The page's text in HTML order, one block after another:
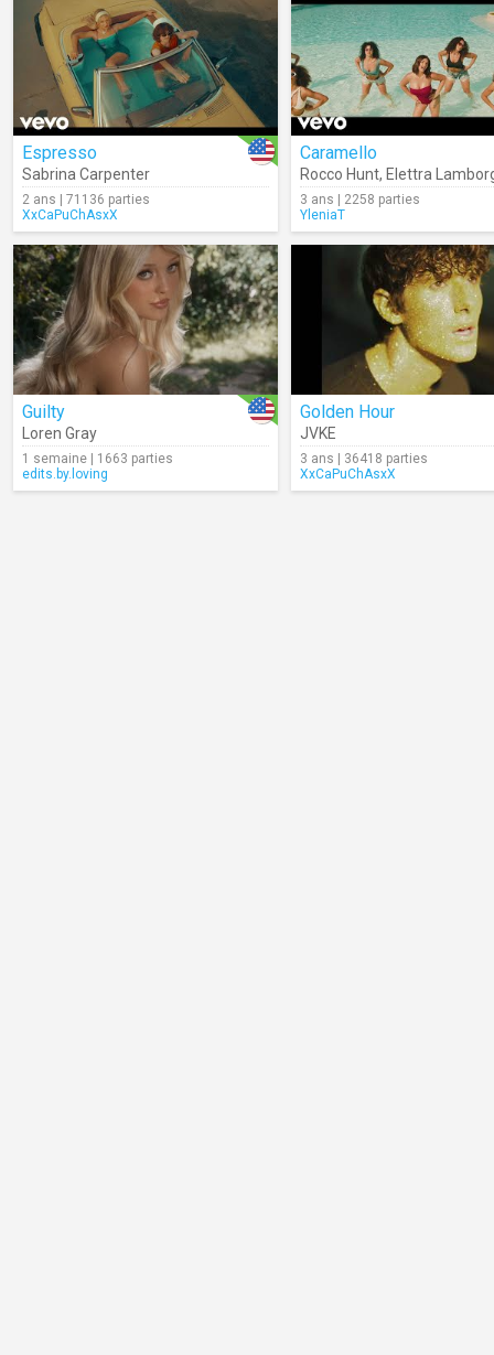
Espresso
Sabrina Carpenter
2 ans | 71136 parties
XxCaPuChAsxX
Caramello
Rocco Hunt, Elettra
3 ans | 2258 parties
YleniaT
Guilty
Loren Gray
1 semaine | 1663 parties
edits.by.loving
Golden Hour
JVKE
3 ans | 36418 parties
XxCaPuChAsxX